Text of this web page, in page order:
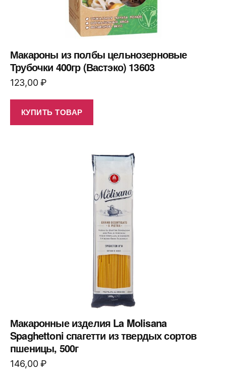
Макароны из полбы цельнозерновые
Трубочки 400гр (Вастэко) 13603
123,00₽
КУПИТЬ ТОВАР
Макаронные изделия La Molisana
Spaghettoni спагетти из твердых сортов
пшеницы, 500г
146,00₽